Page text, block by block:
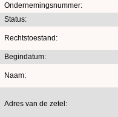
Ondernemingsnummer:
Status:
Rechtstoestand:
Begindatum:
Naam:
Adres van de zetel: